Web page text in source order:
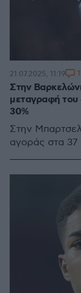
Στην
μεταγραφή του
30%
Στην
αγοράς στα 37
21.07.2025, 11:19 1